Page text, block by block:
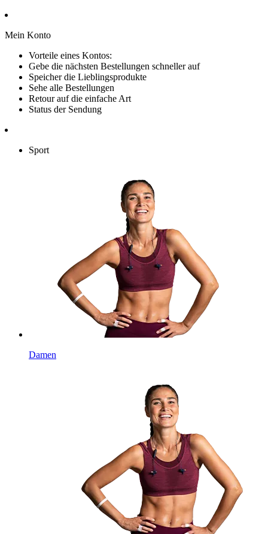
Mein Konto
Vorteile eines Kontos:
Gebe die nächsten Bestellungen schneller auf
Speicher die Lieblingsprodukte
Sehe alle Bestellungen
Retour auf die einfache Art
Status der Sendung
Sport
Damen